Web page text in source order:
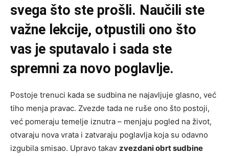
svega što ste prošli. Naučili ste
važne lekcije, otpustili ono što
vas je sputavalo i sada ste
spremni za novo poglavlje.
Postoje trenuci kada se sudbina ne najavljuje glasno, već
tiho menja pravac. Zvezde tada ne ruše ono što postoji,
već pomeraju temelje iznutra – menjaju pogled na život,
otvaraju nova vrata i zatvaraju poglavlja koja su odavno
izgubila smisao. Upravo takav zvezdani obrt sudbine